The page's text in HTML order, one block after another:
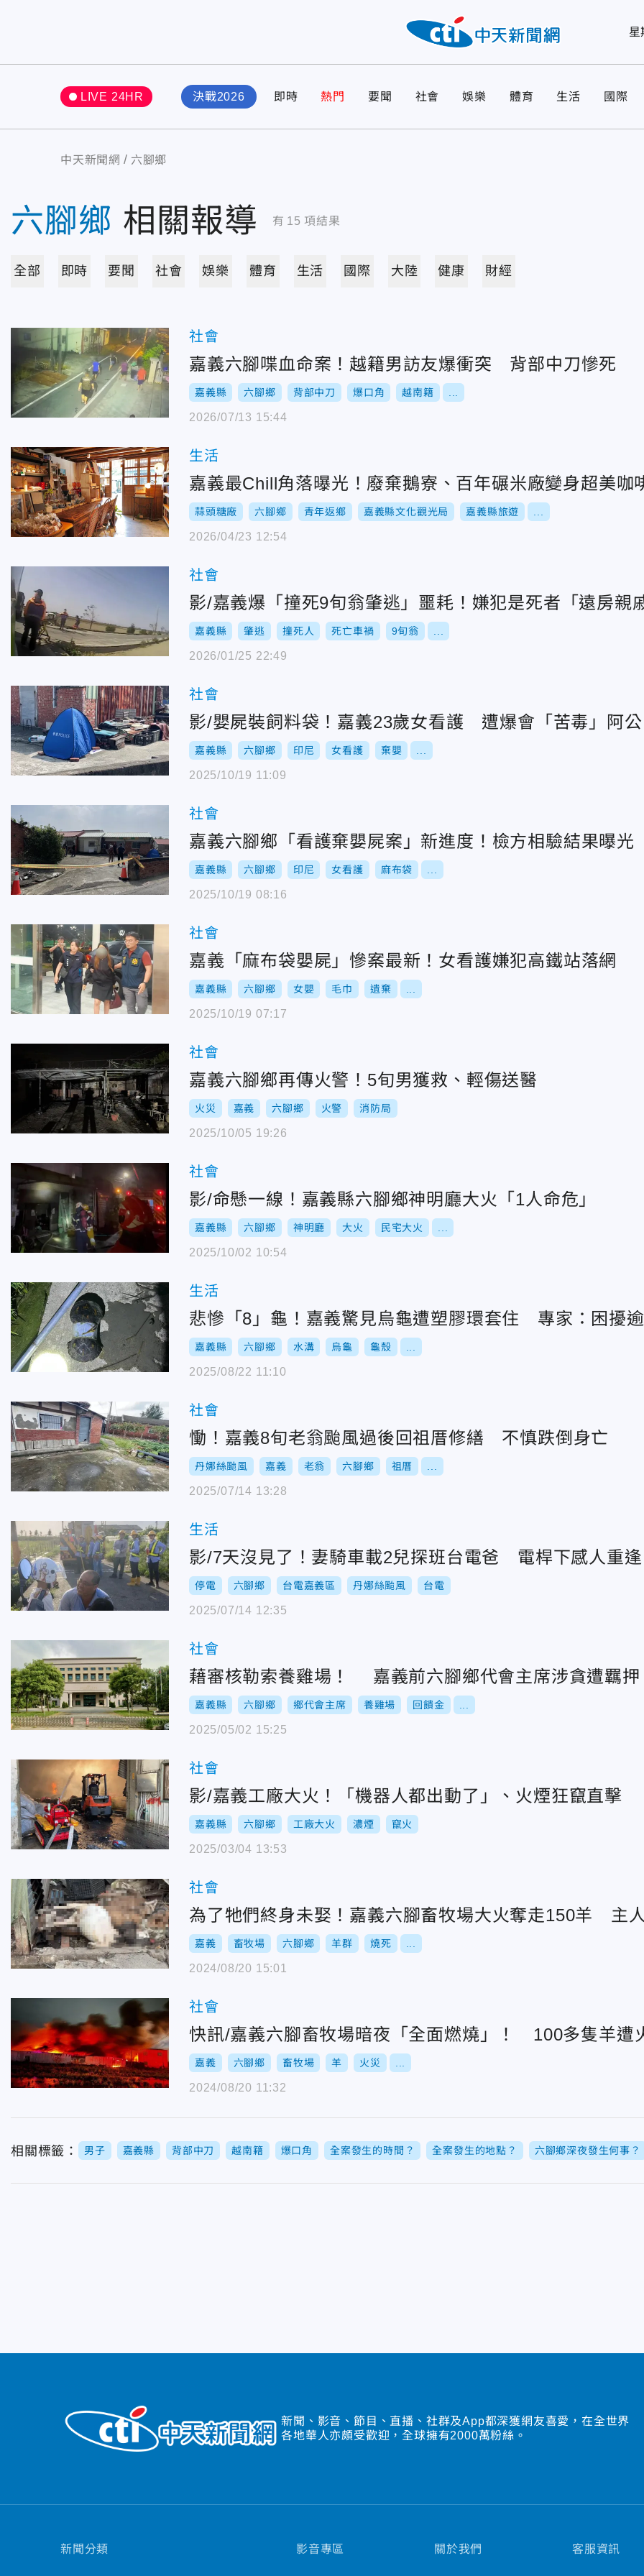
星
LIVE 24HR 決戰2026 即時 熱門 要聞 社會 娛樂 體育 生活 國際
中天新聞網 六腳鄉
六腳鄉 相關報導 有 15 項結果
全部 即時 要聞 社會 娛樂 體育 生活 國際 大陸 健康 財經
社會
嘉義六腳喋血命案！越籍男訪友爆衝突 背部中刀慘死
嘉義縣 六腳鄉 背部中刀 爆口角 越南籍
2026/07/13 15:44
生活
嘉義最Chill角落曝光！廢棄鵝寮、百年碾米廠變身超美咖
蒜頭糖廠 六腳鄉 青年返鄉 嘉義縣文化觀光局 嘉義縣旅遊
2026/04/23 12:54
社會
影/嘉義爆「撞死9旬翁肇逃」噩耗！嫌犯是死者「遠房親
嘉義縣 肇逃 撞死人 死亡車禍 9旬翁
2026/01/25 22:49
社會
影/嬰屍裝飼料袋！嘉義23歲女看護 遭爆會「苦毒」阿公
嘉義縣 六腳鄉 印尼 女看護 棄嬰
2025/10/19 11:09
社會
嘉義六腳鄉「看護棄嬰屍案」新進度！檢方相驗結果曝光
嘉義縣 六腳鄉 印尼 女看護 麻布袋
2025/10/19 08:16
社會
嘉義「麻布袋嬰屍」慘案最新！女看護嫌犯高鐵站落網
嘉義縣 六腳鄉 女嬰 毛巾 遺棄
2025/10/19 07:17
社會
嘉義六腳鄉再傳火警！5旬男獲救、輕傷送醫
火災 嘉義 六腳鄉 火警 消防局
2025/10/05 19:26
社會
影/命懸一線！嘉義縣六腳鄉神明廳大火「1人命危」
嘉義縣 六腳鄉 神明廳 大火 民宅大火
2025/10/02 10:54
生活
悲慘「8」龜！嘉義驚見烏龜遭塑膠環套住 專家：困擾
嘉義縣 六腳鄉 水溝 烏龜 龜殼
2025/08/22 11:10
社會
慟！嘉義8旬老翁颱風過後回祖厝修繕 不慎跌倒身亡
丹娜絲颱風 嘉義 老翁 六腳鄉 祖厝
2025/07/14 13:28
生活
影/7天沒見了！妻騎車載2兒探班台電爸 電桿下感人重逢
停電 六腳鄉 台電嘉義區 丹娜絲颱風 台電
2025/07/14 12:35
社會
藉審核勒索養雞場！ 嘉義前六腳鄉代會主席涉貪遭羈押
嘉義縣 六腳鄉 鄉代會主席 養雞場 回饋金
2025/05/02 15:25
社會
影/嘉義工廠大火！「機器人都出動了」、火煙狂竄直擊
嘉義縣 六腳鄉 工廠大火 濃煙 竄火
2025/03/04 13:53
社會
為了牠們終身未娶！嘉義六腳畜牧場大火奪走150羊 主
嘉義 畜牧場 六腳鄉 羊群 燒死
2024/08/20 15:01
社會
快訊/嘉義六腳畜牧場暗夜「全面燃燒」！ 100多隻羊遭
嘉義 六腳鄉 畜牧場 羊 火災
2024/08/20 11:32
相關標籤： 男子 嘉義縣 背部中刀 越南籍 爆口角 全案發生的時間？ 全案發生的地點？ 六腳鄉深夜發生何事？
新聞、影音、節目、直播、社群及App都深獲網友喜愛，在全世界
各地華人亦頗受歡迎，全球擁有2000萬粉絲。
新聞分類 影音專區 關於我們 客服資訊